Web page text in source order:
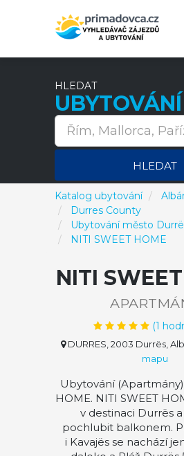
HLEDAT
UBYTOVÁNÍ
HLEDAT
Katalog ubytování
Durres County
Ubytování město
NITI SWEET HOME
NITI
(1
DURRES, 2003 Durrës,
mapu
Ubytování (Apartmány)
HOME. NITI SWEET
v destinaci Durrës
pochlubit balkonem.
i Kavajës se nachází